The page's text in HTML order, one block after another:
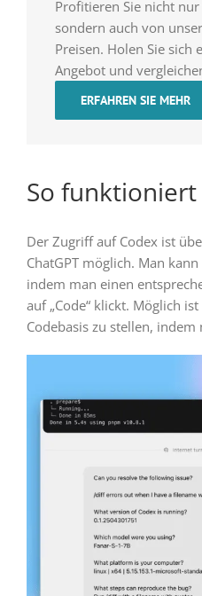
Profitieren Sie nicht
sondern auch von
Preisen. Holen Sie sich
Angebot und
ERFAHREN SIE MEHR
So funktioniert
Der Zugriff auf Codex ist
ChatGPT möglich. Man
indem man einen
auf „Code“ klickt. Möglich
Codebasis zu stellen, indem